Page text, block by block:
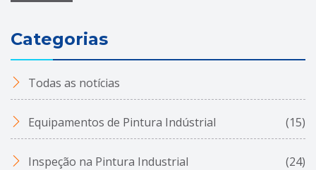
Categorias
Todas as notícias
Equipamentos de Pintura Indústrial (15)
Inspeção na Pintura Industrial (24)